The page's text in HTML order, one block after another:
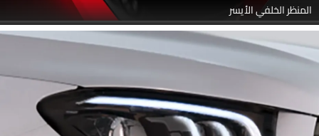
المنظر الخلفي الأيسر